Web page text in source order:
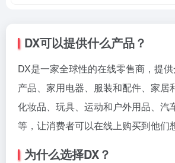
DX可以提供什么产品？
DX是一家全球性的在线零售商，提
产品、家用电器、服装和配件、家居
化妆品、玩具、运动和户外用品、汽
等，让消费者可以在线上购买到他们
为什么选择DX？